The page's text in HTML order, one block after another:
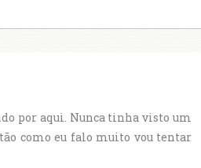
por aqui. Nunca tinha visto um
como eu falo muito vou tentar